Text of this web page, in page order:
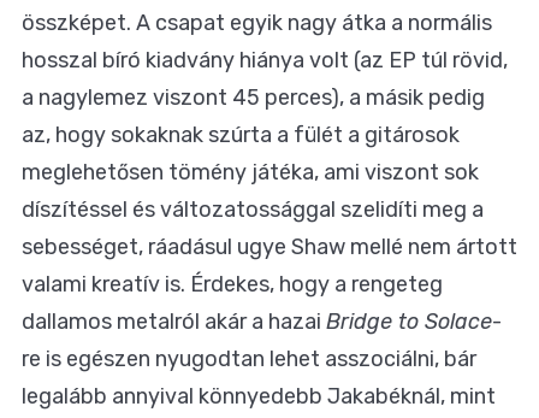
összképet. A csapat egyik nagy átka a normális
hosszal bíró kiadvány hiánya volt (az EP túl rövid,
a nagylemez viszont 45 perces), a másik pedig
az, hogy sokaknak szúrta a fülét a gitárosok
meglehetősen tömény játéka, ami viszont sok
díszítéssel és változatossággal szelidíti meg a
sebességet, ráadásul ugye Shaw mellé nem ártott
valami kreatív is. Érdekes, hogy a rengeteg
dallamos metalról akár a hazai Bridge to Solace-
re is egészen nyugodtan lehet asszociálni, bár
legalább annyival könnyedebb Jakabéknál, mint